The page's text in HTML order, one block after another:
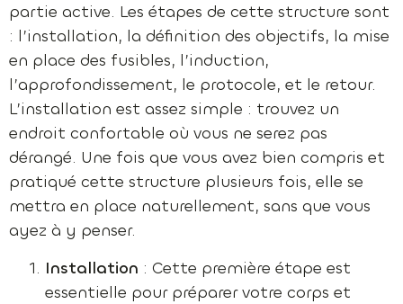
partie active. Les étapes de cette structure sont
: l’installation, la définition des objectifs, la mise
en place des fusibles, l’induction,
l’approfondissement, le protocole, et le retour.
L’installation est assez simple : trouvez un
endroit confortable où vous ne serez pas
dérangé. Une fois que vous avez bien compris et
pratiqué cette structure plusieurs fois, elle se
mettra en place naturellement, sans que vous
ayez à y penser.
Installation : Cette première étape est
essentielle pour préparer votre corps et